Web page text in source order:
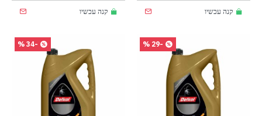
קנה עכשיו קנה עכשיו
-29 %
-34 %